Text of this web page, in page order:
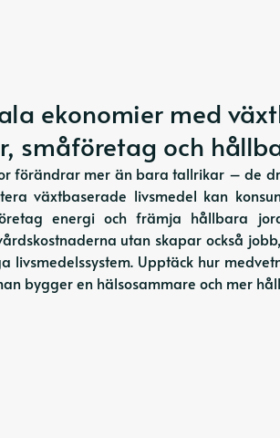
ekonomier med
småföretag och
förändrar mer än bara tallrikar – de
växtbaserade livsmedel kan
energi och främja hållbara
utan skapar också
livsmedelssystem. Upptäck hur
bygger en hälsosammare och mer